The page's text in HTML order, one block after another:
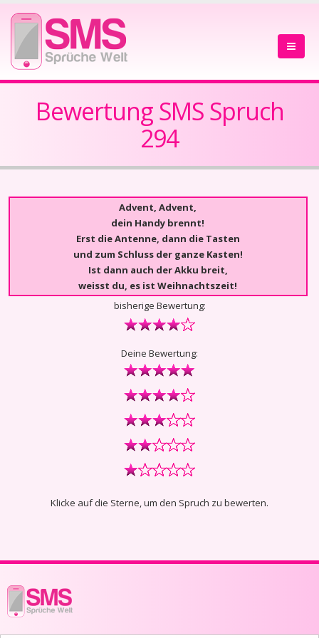
Bewertung SMS Spruch
294
Advent, Advent,
dein Handy brennt!
Erst die Antenne, dann die Tasten
und zum Schluss der ganze Kasten!
Ist dann auch der Akku breit,
weisst du, es ist Weihnachtszeit!
bisherige Bewertung:
Deine Bewertung:
Klicke auf die Sterne, um den Spruch zu bewerten.